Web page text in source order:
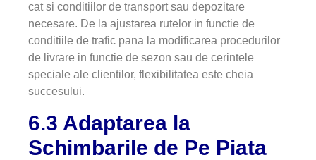
cat si conditiilor de transport sau depozitare
necesare. De la ajustarea rutelor in functie de
conditiile de trafic pana la modificarea procedurilor
de livrare in functie de sezon sau de cerintele
speciale ale clientilor, flexibilitatea este cheia
succesului.
6.3 Adaptarea la
Schimbarile de Pe Piata